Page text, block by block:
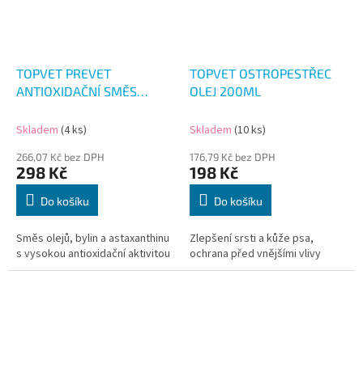
TOPVET PREVET
ANTIOXIDAČNÍ SMĚS
Skladem (4 ks)
266,07 Kč bez DPH
298 Kč
Do košíku
​Směs olejů, bylin a astaxanthinu
s vysokou antioxidační aktivitou
TOPVET OSTROPESTŘEC
OLEJ 200ML
Skladem (10 ks)
176,79 Kč bez DPH
198 Kč
Do košíku
Zlepšení srsti a kůže psa,
ochrana před vnějšími vlivy